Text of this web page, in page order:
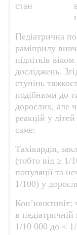
стан
Педіатрична
раміприлу
підлітків
досліджень.
ступінь
подібними до
дорослих, але
реакцій у
саме:
Тахікардія,
(тобто від ≥ 1/
популяції та
1/100) у
Кон’юнктивіт:
в педіатричній
1/10 000 до <